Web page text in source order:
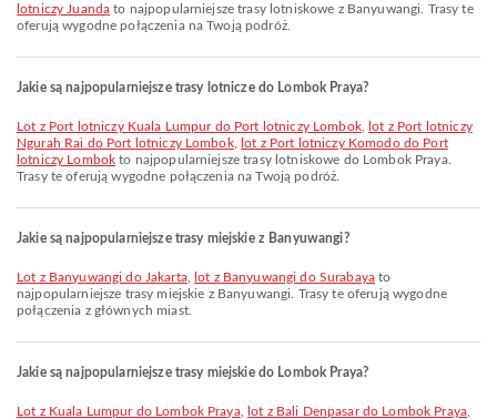
lotniczy Juanda to najpopularniejsze trasy lotniskowe z Banyuwangi. Trasy te
oferują wygodne połączenia na Twoją podróż.
Jakie są najpopularniejsze trasy lotnicze do Lombok Praya?
lot z Port lotniczy Kuala Lumpur do Port lotniczy Lombok,
lot z Port lotniczy
Ngurah Rai do Port lotniczy Lombok,
lot z Port lotniczy Komodo do Port
lotniczy Lombok to najpopularniejsze trasy lotniskowe do Lombok Praya.
Trasy te oferują wygodne połączenia na Twoją podróż.
Jakie są najpopularniejsze trasy miejskie z Banyuwangi?
lot z Banyuwangi do Jakarta, lot z Banyuwangi do Surabayato
najpopularniejsze trasy miejskie z Banyuwangi. Trasy te oferują wygodne
połączenia z głównych miast.
Jakie są najpopularniejsze trasy miejskie do Lombok Praya?
lot z Kuala Lumpur do Lombok Praya, lot z Bali Denpasar do Lombok Praya,